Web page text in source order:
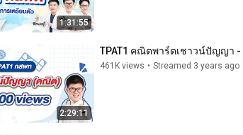
1:31:55
2:29:11
TPAT1 คณิตพาร์ตเชาวน์ปัญญา
461K views • Streamed 3 years ago